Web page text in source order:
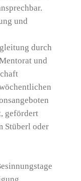
und
durch
und
gefördert
Stüberl oder